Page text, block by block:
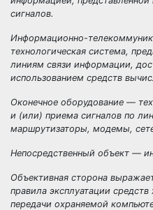
сигналов.
Информационно-
технологическая система,
линиям связи информации,
использованием средств
Оконечное оборудование —
и (или) приема сигналов по
маршрутизаторы, модемы,
Непосредственный объект —
Объективная сторона
правила эксплуатации
передачи охраняемой